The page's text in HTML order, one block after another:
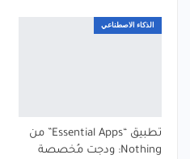
الذكاء الاصطناعي
تطبيق “Essential Apps” من
Nothing: ودجت مُخصصة